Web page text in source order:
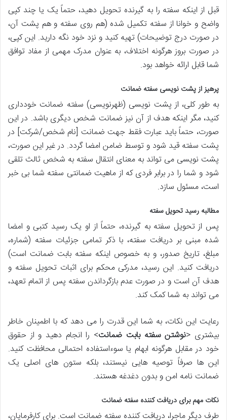
قبل از اینکه سفته را به گیرنده تحویل دهید، حتماً یک یا چند کپی
واضح و خوانا از سفته تکمیل شده (هم روی سفته و هم پشت آن،
در صورت درج توضیحات) تهیه کنید و نزد خود نگه دارید. این کپی،
در صورت بروز هرگونه اختلاف، به عنوان مدرک مهمی از مفاد توافق
شما قابل ارائه خواهد بود.
پرهیز از پشت نویسی سفته ضمانت
به طور کلی، از پشت نویسی (ظهرنویسی) سفته ضمانت خودداری
کنید، مگر اینکه هدف از آن نیز ضمانت شخص دیگری باشد. در این
صورت، حتماً باید عبارت فقط جهت ضمانت [نام شخص/شرکت] در
پشت سفته قید شود و توسط ضامن امضا گردد. در غیر این صورت،
پشت نویسی می تواند به معنای انتقال سفته به شخص ثالث تلقی
شود و شما را در برابر فردی که از ماهیت ضمانتی سفته شما بی خبر
است، مسئول سازد.
مطالبه رسید تحویل سفته
پس از تحویل سفته به گیرنده، حتماً از او یک رسید کتبی و امضا
شده مبنی بر دریافت سفته، با ذکر تمامی جزئیات سفته (شماره،
مبلغ، تاریخ صدور، و به خصوص اینکه سفته بابت ضمانت است)
دریافت کنید. این رسید، مدرکی محکم برای اثبات تحویل سفته و
هدف آن است و در صورت عدم بازگرداندن سفته پس از اتمام تعهد،
می تواند به شما کمک کند.
رعایت این نکات، به شما این قدرت را می دهد که با اطمینان خاطر
بیشتری <نوشتن سفته بابت ضمانت> را انجام دهید و از حقوق
خود در مقابل هرگونه ابهام یا سوءاستفاده احتمالی محافظت کنید.
این ها صرفاً توصیه هایی نیستند، بلکه ستون های اصلی یک
ضمانت نامه امن و بدون دغدغه هستند.
نکات مهم برای دریافت کننده سفته ضمانت
طرف دیگر ماجرا، دریافت کننده سفته ضمانت است. برای کارفرمایان،